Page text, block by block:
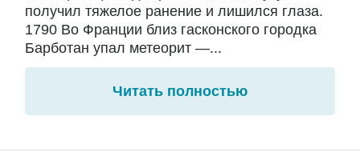
получил тяжелое ранение и лишился глаза.
1790 Во Франции близ гасконского городка
Барботан упал метеорит —...
Читать полностью